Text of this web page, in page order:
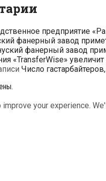
предприятие
фанерный завод
фанерный завод
«TransferWise»
Число
your experience.